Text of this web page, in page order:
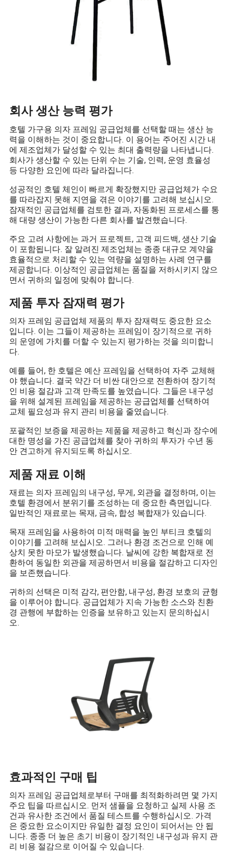
회사 생산 능력 평가
호텔 가구용 의자 프레임 공급업체를 선택할 때는 생산 능
력을 이해하는 것이 중요합니다. 이 용어는 주어진 시간 내
에 제조업체가 달성할 수 있는 최대 출력량을 나타냅니다.
회사가 생산할 수 있는 단위 수는 기술, 인력, 운영 효율성
등 다양한 요인에 따라 달라집니다.
성공적인 호텔 체인이 빠르게 확장했지만 공급업체가 수요
를 따라잡지 못해 지연을 겪은 이야기를 고려해 보십시오.
잠재적인 공급업체를 검토한 결과, 자동화된 프로세스를 통
해 대량 생산이 가능한 다른 회사를 발견했습니다.
주요 고려 사항에는 과거 프로젝트, 고객 피드백, 생산 기술
이 포함됩니다. 잘 알려진 제조업체는 종종 대규모 계약을
효율적으로 처리할 수 있는 역량을 설명하는 사례 연구를
제공합니다. 이상적인 공급업체는 품질을 저하시키지 않으
면서 귀하의 일정에 맞춰야 합니다.
제품 투자 잠재력 평가
의자 프레임 공급업체 제품의 투자 잠재력도 중요한 요소
입니다. 이는 그들이 제공하는 프레임이 장기적으로 귀하
의 운영에 가치를 더할 수 있는지 평가하는 것을 의미합니
다.
예를 들어, 한 호텔은 예산 프레임을 선택하여 자주 교체해
야 했습니다. 결국 약간 더 비싼 대안으로 전환하여 장기적
인 비용 절감과 고객 만족도를 높였습니다. 그들은 내구성
을 위해 설계된 프레임을 제공하는 공급업체를 선택하여
교체 필요성과 유지 관리 비용을 줄였습니다.
포괄적인 보증을 제공하는 제품을 제공하고 혁신과 장수에
대한 명성을 가진 공급업체를 찾아 귀하의 투자가 수년 동
안 견고하게 유지되도록 하십시오.
제품 재료 이해
재료는 의자 프레임의 내구성, 무게, 외관을 결정하며, 이는
호텔 환경에서 분위기를 조성하는 데 중요한 측면입니다.
일반적인 재료로는 목재, 금속, 합성 복합재가 있습니다.
목재 프레임을 사용하여 미적 매력을 높인 부티크 호텔의
이야기를 고려해 보십시오. 그러나 환경 조건으로 인해 예
상치 못한 마모가 발생했습니다. 날씨에 강한 복합재로 전
환하여 동일한 외관을 제공하면서 비용을 절감하고 디자인
을 보존했습니다.
귀하의 선택은 미적 감각, 편안함, 내구성, 환경 보호의 균형
을 이루어야 합니다. 공급업체가 지속 가능한 소스와 친환
경 관행에 부합하는 인증을 보유하고 있는지 문의하십시
오.
효과적인 구매 팁
의자 프레임 공급업체로부터 구매를 최적화하려면 몇 가지
주요 팁을 따르십시오. 먼저 샘플을 요청하고 실제 사용 조
건과 유사한 조건에서 품질 테스트를 수행하십시오. 가격
은 중요한 요소이지만 유일한 결정 요인이 되어서는 안 됩
니다. 종종 더 높은 초기 비용이 장기적인 내구성과 유지 관
리 비용 절감으로 이어질 수 있습니다.